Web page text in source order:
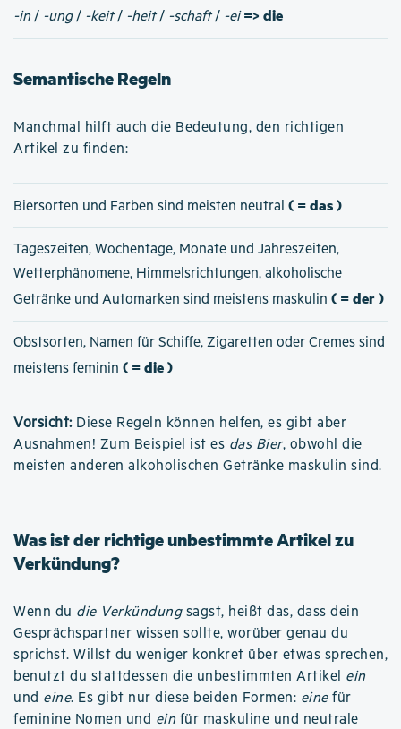
-in / -ung/ -keit/ -heit/ -schaft/ -ei => die
Semantische Regeln
Manchmal hilft auch die Bedeutung, den richtigen
Artikel zu finden:
Biersorten und Farben sind meisten neutral ( = das )
Tageszeiten, Wochentage, Monate und Jahreszeiten,
Wetterphänomene, Himmelsrichtungen, alkoholische
Getränke und Automarken sind meistens maskulin ( = der )
Obstsorten, Namen für Schiffe, Zigaretten oder Cremes sind
meistens feminin ( = die )
Vorsicht:Diese Regeln können helfen, es gibt aber
Ausnahmen! Zum Beispiel ist es das Bier, obwohl die
meisten anderen alkoholischen Getränke maskulin sind.
Was ist der richtige unbestimmte Artikel zu
Verkündung?
Wenn du die Verkündungsagst, heißt das, dass dein
Gesprächspartner wissen sollte, worüber genau du
sprichst. Willst du weniger konkret über etwas sprechen,
benutzt du stattdessen die unbestimmten Artikel ein
und eine. Es gibt nur diese beiden Formen: einefür
feminine Nomen und ein für maskuline und neutrale